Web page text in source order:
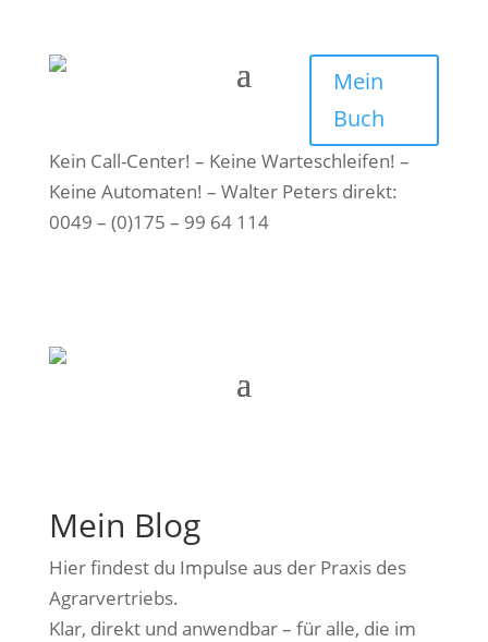
Mein
Buch
Kein Call-Center! – Keine Warteschleifen! –
Keine Automaten! – Walter Peters direkt:
0049 – (0)175 – 99 64 114
Mein Blog
Hier findest du Impulse aus der Praxis des
Agrarvertriebs.
Klar, direkt und anwendbar – für alle, die im